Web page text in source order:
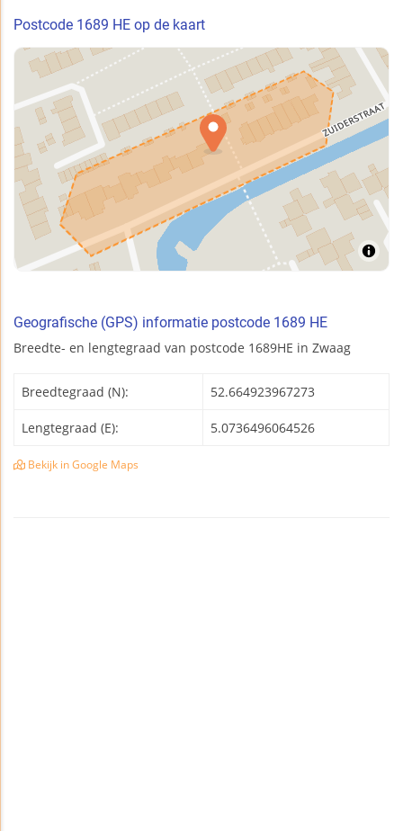
Postcode 1689 HE op de kaart
Geografische (GPS) informatie postcode 1689 HE
Breedte- en lengtegraad van postcode 1689HE in Zwaag
Breedtegraad (N): 52.664923967273
Lengtegraad (E): 5.0736496064526
Bekijk in Google Maps